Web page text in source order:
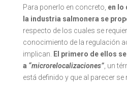
Para ponerlo en concreto, en lo
la industria salmonera se
respecto de los cuales se
conocimiento de la regulación
implican.
El primero de ellos
a “microrelocalizaciones”, un
está definido y que al parecer se